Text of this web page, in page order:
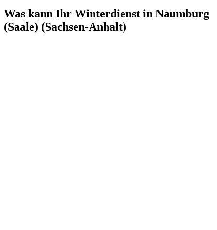
Was kann Ihr Winterdienst in Naumburg
(Saale) (Sachsen-Anhalt)